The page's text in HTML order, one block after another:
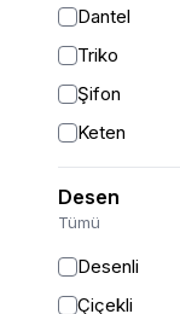
Dantel
Triko
Şifon
Keten
Kadife
Viskon
Desen
Tümü
Desenli
Çiçekli